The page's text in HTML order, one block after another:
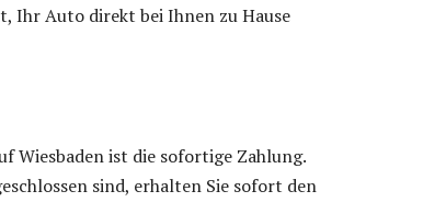
Ihr Auto direkt bei Ihnen zu Hause
Wiesbaden ist die sofortige Zahlung.
sind, erhalten Sie sofort den